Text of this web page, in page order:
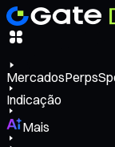
MercadosPerps
Indicação
Mais